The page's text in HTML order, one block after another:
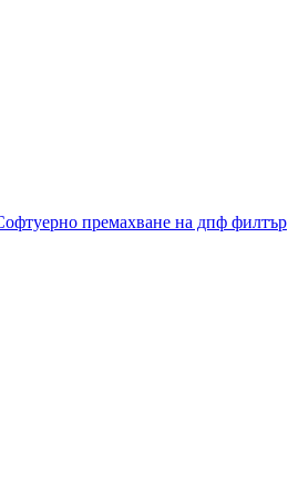
премахване на дпф филтър